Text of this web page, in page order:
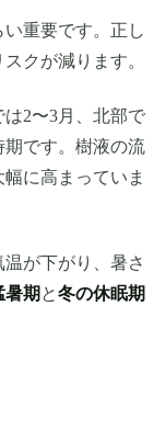
重要です。正し
クが減ります。
は2〜3月、北部で
期です。樹液の流
に高まっていま
が下がり、暑さ
暑期 と冬の休眠期